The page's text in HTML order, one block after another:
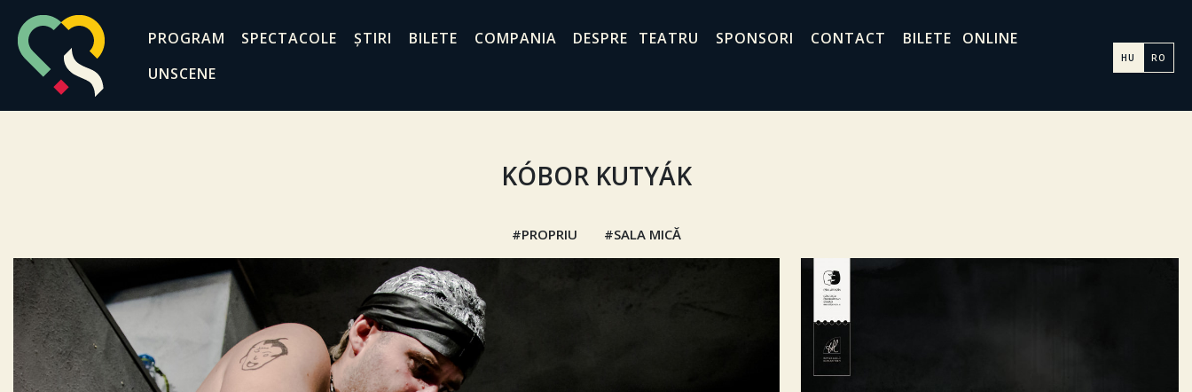
PROGRAM SPECTACOLE ȘTIRI BILETE COMPANIA DESPRE TEATRU SPONSORI CONTACT
BILETE ONLINE
UNSCENE
HU RO
KÓBOR KUTYÁK
PROPRIU SALA MICĂ